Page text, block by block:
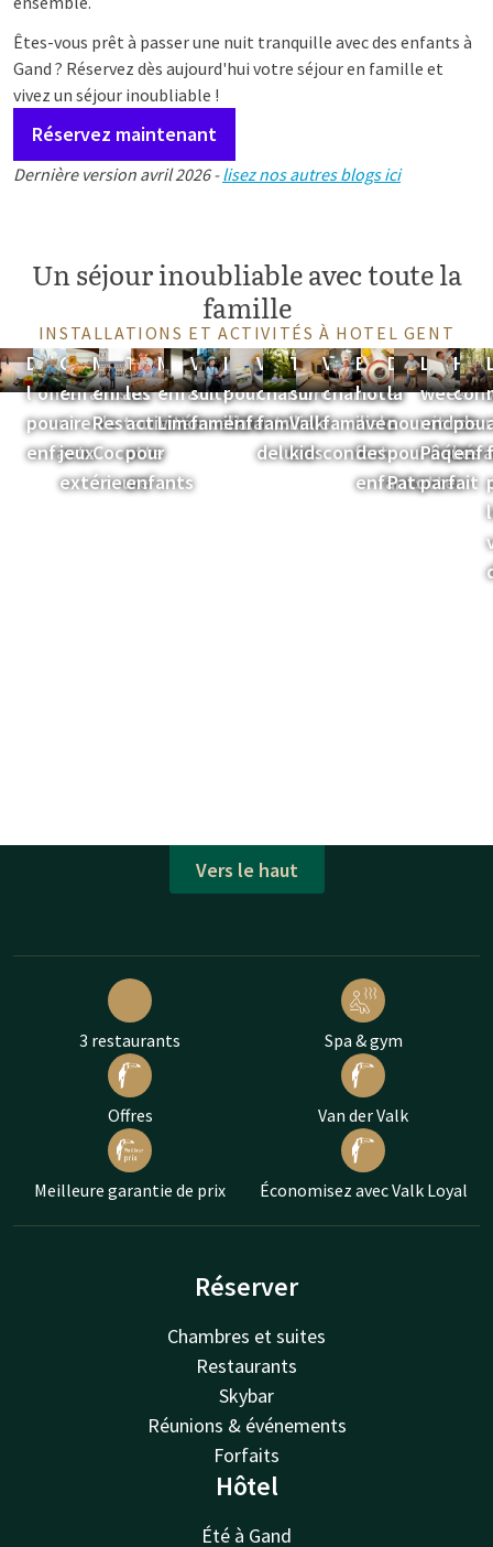
Êtes-vous prêt à passer une nuit tranquille avec des enfants à
Gand ? Réservez dès aujourd'hui votre séjour en famille et
vivez un séjour inoubliable !
Réservez maintenant
Dernière version avril 2026 -lisez nos autres blogs ici
Un séjour inoubliable avec toute la
famille
INSTALLATIONS ET ACTIVITÉS À HOTEL GENT
Découvrez
l'offre
pour
enfants
Coin
enfants &
aire de
jeux
extérieure
Menu
enfant
Restaurant
Cocotte
Toutes
les
activités
pour
enfants
Menu
enfant
Limoncello
Voir la
suite
familiale
Installations
pour
enfants
Voir la
chambre
familiale
deluxe
Tout
sur
Valk
kids
Voir la
chambre
familiale
confort
Bon
hôtel
avec
des
enfants
Découvrez
la
nourriture
pour bébé
Patotter
Le
week-
end de
Pâques
parfait
Vers le haut
3 restaurants Spa & gym
Offres Van der Valk
Meilleure garantie de prix Économisez avec Valk Loyal
Réserver
Chambres et suites
Restaurants
Skybar
Réunions & événements
Forfaits
Hôtel
Été à Gand